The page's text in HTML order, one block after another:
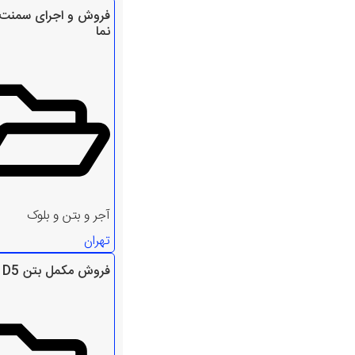
فروش و اجرای
نما
آجر و بتن و بلوک
تهران
فروش مکمل بتن D5